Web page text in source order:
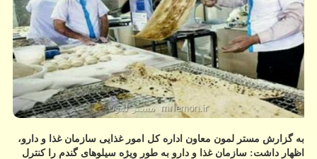
به گزارش مستر لمون معاون اداره كل امور غذایی سازمان غذا و دارو،
اظهار داشت: سازمان غذا و دارو به طور ویژه سیلوهای گندم را كنترل